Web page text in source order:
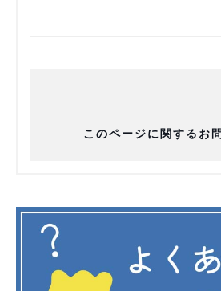
このページに関するお